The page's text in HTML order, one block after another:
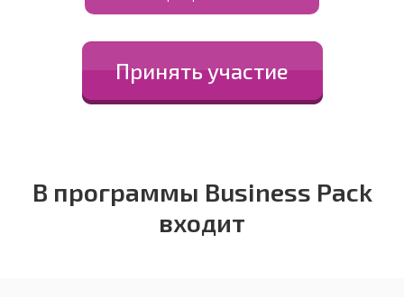
Принять участие
В программы Business Pack
входит